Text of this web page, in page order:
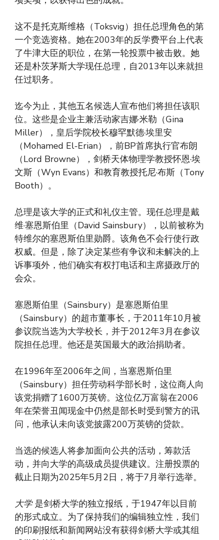
这不是托克斯维格（Toksvig）担任总理角色的第
一个竞选资格。她在2003年的反学费平台上代表
了牛津大臣的职位，在第一轮投票中被击败。她
还是朴茨茅斯大学现任总理，自2013年以来就担
任过职务。
迄今为止，其他五名候选人宣布他们将担任该职
位。这些是企业主兼活动家吉娜·米勒（Gina
Miller），皇后学院校长穆罕默德·埃里安
（Mohamed El-Erian），前BP首席执行官布朗
（Lord Browne），剑桥天体物理学教授怀恩·埃
文斯（Wyn Evans）和教育教授托尼·布斯（Tony
Booth）。
总理是该大学的正式和礼仪主管。现任总理是戴
维·塞恩斯伯里（David Sainsbury），以前被称为
特维尔的塞恩斯伯里勋爵。该角色不会行使行政
权威。但是，除了决定某些有争议和未解决的上
诉事项外，他们确实有权打电话和主席摄政厅的
会众。
塞恩斯伯里（Sainsbury）是塞恩斯伯里
（Sainsbury）的超市董事长，于2011年10月被
参议院当选为大学校长，并于2012年3月在参议
院担任总理。他还是英国最大的政治捐助者。
在1996年至2006年之间，当塞恩斯伯里
（Sainsbury）担任劳动科学部长时，这位商人向
该党捐赠了1600万英镑。这位亿万富翁在2006
年在荣誉丑闻现金中仍然是部长时受到警方的讯
问，他承认未向该党披露200万英镑的贷款。
当选的候选人将参加面向公共的活动，筹款活
动，并向大学的高级成员提供建议。注册投票的
截止日期为2025年5月2日，将于7月举行选举。
大学是剑桥大学的独立报纸，于1947年以目前
的形式成立。为了保持我们的编辑独立性，我们
的印刷报纸和新闻网站没有获得剑桥大学或其组